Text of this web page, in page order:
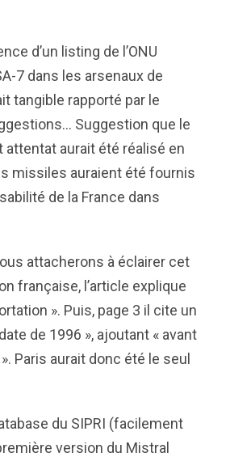
d’un listing de l’ONU
7 dans les arsenaux de
tangible rapporté par le
Suggestion que le
aurait été réalisé en
missiles auraient été fournis
de la France dans
attacherons à éclairer cet
française, l’article explique
». Puis, page 3 il cite un
de 1996 », ajoutant « avant
Paris aurait donc été le seul
du SIPRI (facilement
version du Mistral